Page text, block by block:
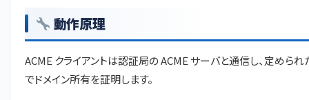
動作原理
ACME クライアントは認証局の ACME サーバと通信し、定められ
でドメイン所有を証明します。